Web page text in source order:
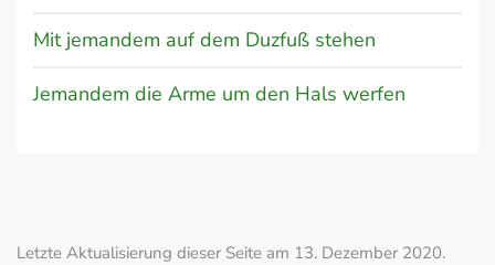
Mit jemandem auf dem Duzfuß stehen
Jemandem die Arme um den Hals werfen
Letzte Aktualisierung dieser Seite am 13. Dezember 2020.